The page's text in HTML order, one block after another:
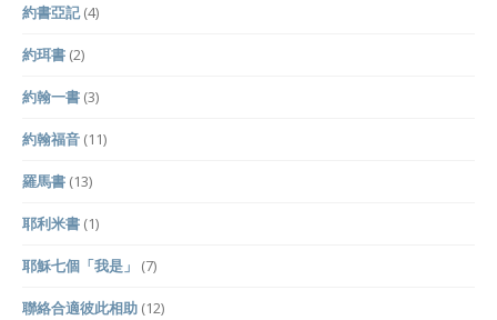
約書亞記(4)
約珥書 (2)
約翰一書 (3)
約翰福音 (11)
羅馬書 (13)
耶利米書 (1)
耶穌七個「我是」 (7)
聯絡合適彼此相助 (12)